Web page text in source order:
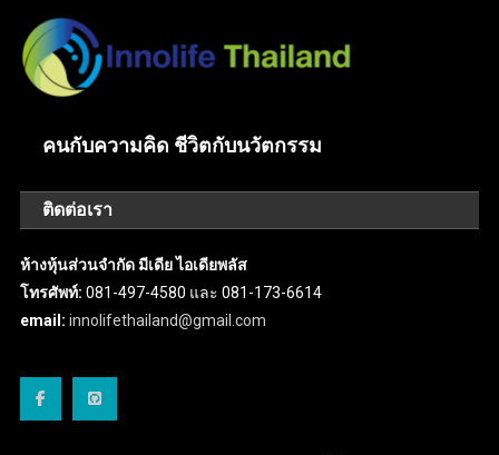
คนกับความคิด ชีวิตกับนวัตกรรม
ติดต่อเรา
ห้างหุ้นส่วนจำกัด มีเดีย ไอเดียพลัส
โทรศัพท์: 081-497-4580 และ 081-173-6614
email: innolifethailand@gmail.com